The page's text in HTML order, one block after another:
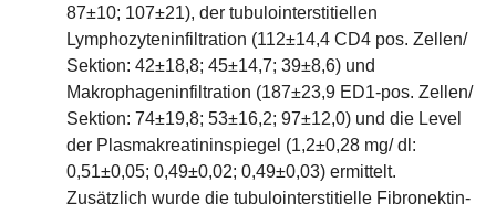
87±10; 107±21), der tubulointerstitiellen
Lymphozyteninfiltration (112±14,4 CD4 pos. Zellen/
Sektion: 42±18,8; 45±14,7; 39±8,6) und
Makrophageninfiltration (187±23,9 ED1-pos. Zellen/
Sektion: 74±19,8; 53±16,2; 97±12,0) und die Level
der Plasmakreatininspiegel (1,2±0,28 mg/ dl:
0,51±0,05; 0,49±0,02; 0,49±0,03) ermittelt.
Zusätzlich wurde die tubulointerstitielle Fibronektin-